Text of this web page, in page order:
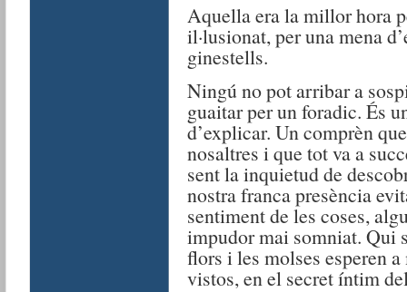
Aquella era la millor hora
il·lusionat, per una mena
ginestells.
Ningú no pot arribar a
guaitar per un foradic. És
d’explicar. Un comprèn
nosaltres i que tot va a
sent la inquietud de
nostra franca presència
sentiment de les coses,
impudor mai somniat. Qui
flors i les molses esperen
vistos, en el secret íntim